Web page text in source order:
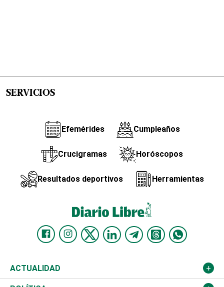
SERVICIOS
Efemérides Cumpleaños
Crucigramas Horóscopos
Resultados deportivos Herramientas
ACTUALIDAD